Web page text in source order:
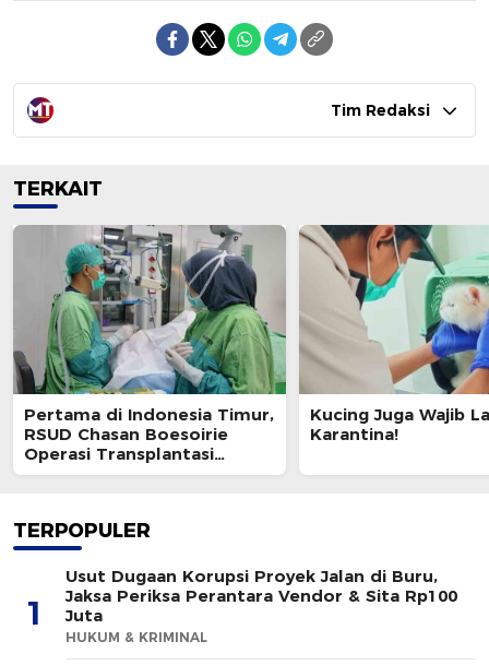
Tim Redaksi
TERKAIT
Pertama di Indonesia Timur,
RSUD Chasan Boesoirie
Operasi Transplantasi
Kornea
Kucing Juga Wajib
Karantina!
TERPOPULER
1
Usut Dugaan Korupsi Proyek Jalan di Buru,
Jaksa Periksa Perantara Vendor & Sita Rp100
Juta
HUKUM & KRIMINAL